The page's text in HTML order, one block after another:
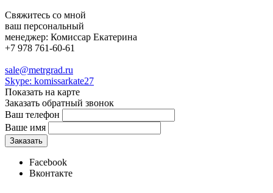
Свяжитесь со мной
ваш персональный
менеджер: Комиссар Екатерина
+7 978 761-60-61
sale@metrgrad.ru
Skype: komissarkate27
Показать на карте
Заказать обратный звонок
Ваш телефон
Ваше имя
Facebook
Вконтакте